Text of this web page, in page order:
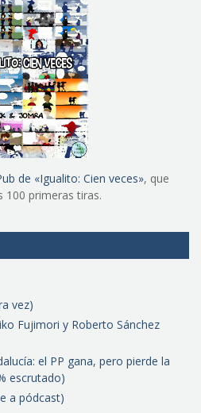
de «Igualito: Cien veces», que
100 primeras tiras.
vez)
Fujimori y Roberto Sánchez
el PP gana, pero pierde la
escrutado)
a pódcast)